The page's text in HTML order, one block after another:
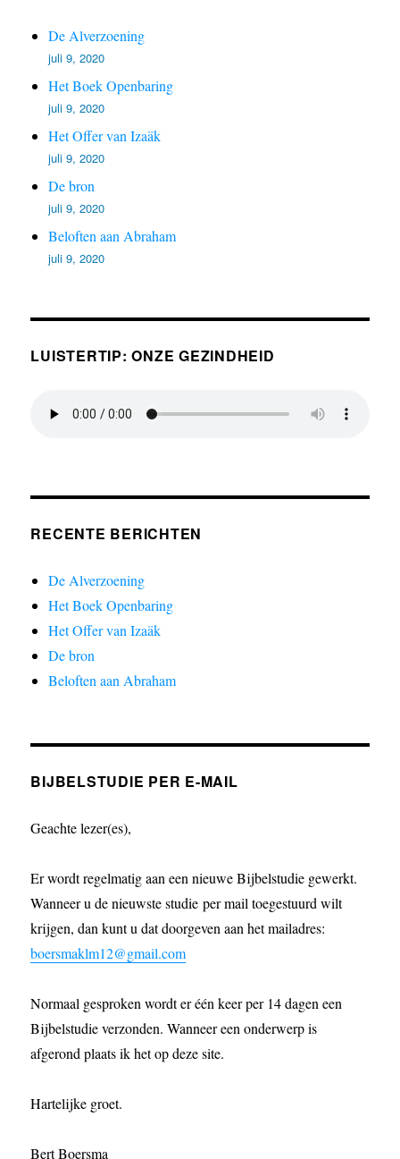
De Alverzoening
juli 9, 2020
Het Boek Openbaring
juli 9, 2020
Het Offer van Izaäk
juli 9, 2020
De bron
juli 9, 2020
Beloften aan Abraham
juli 9, 2020
LUISTERTIP: ONZE GEZINDHEID
RECENTE BERICHTEN
De Alverzoening
Het Boek Openbaring
Het Offer van Izaäk
De bron
Beloften aan Abraham
BIJBELSTUDIE PER E-MAIL
Geachte lezer(es),
Er wordt regelmatig aan een nieuwe Bijbelstudie gewerkt.
Wanneer u de nieuwste studie per mail toegestuurd wilt
krijgen, dan kunt u dat doorgeven aan het mailadres:
boersmaklm12@gmail.com
Normaal gesproken wordt er één keer per 14 dagen een
Bijbelstudie verzonden. Wanneer een onderwerp is
afgerond plaats ik het op deze site.
Hartelijke groet.
Bert Boersma